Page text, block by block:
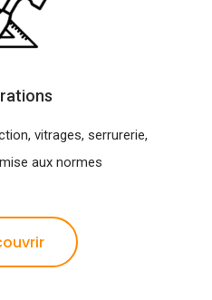
vitrages, serrurerie,
aux normes